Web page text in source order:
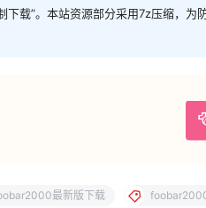
下载”。本站资源部分采用7z压缩，
最新版下载